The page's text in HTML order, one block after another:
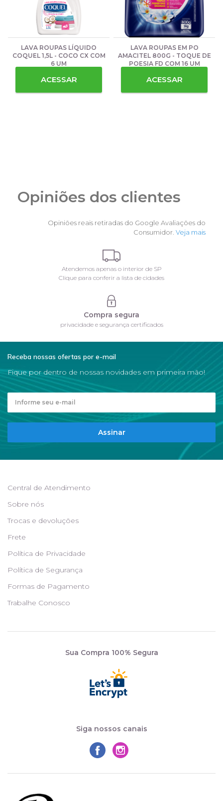
LAVA ROUPAS EM PO
AMACITEL 800G - TOQUE DE
POESIA FD COM 16 UM
ACESSAR
LAVA ROUPAS LÍQUIDO
COQUEL 1,5L - COCO CX COM
6 UM
ACESSAR
Opiniões dos clientes
Opiniões reais retiradas do Google Avaliações do
Consumidor. Veja mais
Atendemos apenas o interior de SP
Clique para conferir a lista de cidades
Compra segura
privacidade e segurança certificados
Receba nossas ofertas por e-mail
Fique por dentro de nossas novidades em primeira mão!
Assinar
Central de Atendimento
Sobre nós
Trocas e devoluções
Frete
Política de Privacidade
Política de Segurança
Formas de Pagamento
Trabalhe Conosco
Sua Compra 100% Segura
Siga nossos canais